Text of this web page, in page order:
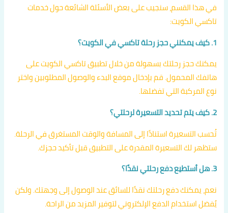
في هذا القسم، سنجيب على بعض الأسئلة الشائعة حول خدمات
تاكسي الكويت:
1. كيف يمكنني حجز رحلة تاكسي في الكويت؟
يمكنك حجز رحلتك بسهولة من خلال تطبيق تاكسي الكويت على
هاتفك المحمول. قم بإدخال موقع البدء والوصول المطلوبين واختر
نوع المركبة التي تفضلها.
2. كيف يتم تحديد التسعيرة لرحلتي؟
تُحسب التسعيرة استنادًا إلى المسافة والوقت المستغرق في الرحلة.
ستظهر لك التسعيرة المقدرة على التطبيق قبل تأكيد حجزك.
3. هل أستطيع دفع رحلتي نقدًا؟
نعم، يمكنك دفع رحلتك نقدًا للسائق عند الوصول إلى وجهتك. ولكن
يُفضل استخدام الدفع الإلكتروني لتوفير المزيد من الراحة.